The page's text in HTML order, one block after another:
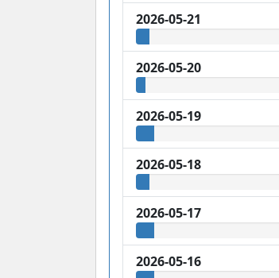
2026-05-21
2026-05-20
2026-05-19
2026-05-18
2026-05-17
2026-05-16